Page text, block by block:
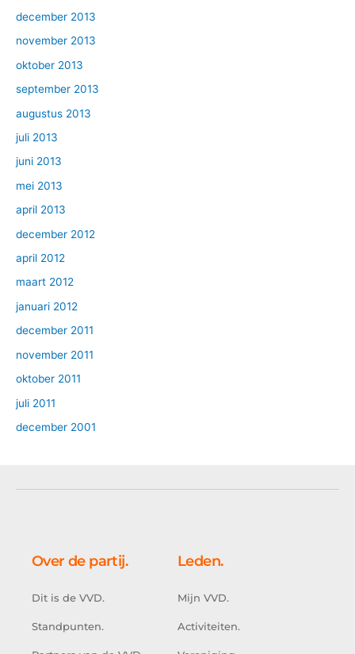
december 2013
november 2013
oktober 2013
september 2013
augustus 2013
juli 2013
juni 2013
mei 2013
april 2013
december 2012
april 2012
maart 2012
januari 2012
december 2011
november 2011
oktober 2011
juli 2011
december 2001
Over de partij.
Dit is de VVD.
Standpunten.
Leden.
Mijn VVD.
Activiteiten.